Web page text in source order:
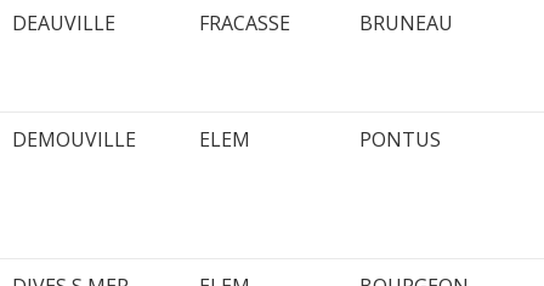
DEAUVILLE FRACASSE BRUNEAU
DEMOUVILLE ELEM PONTUS